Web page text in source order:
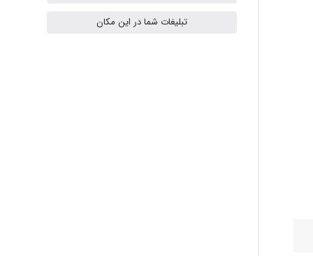
Niloofar
تبلیغات شما در این مکان